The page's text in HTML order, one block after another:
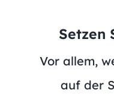
Setzen
Vor allem,
auf der